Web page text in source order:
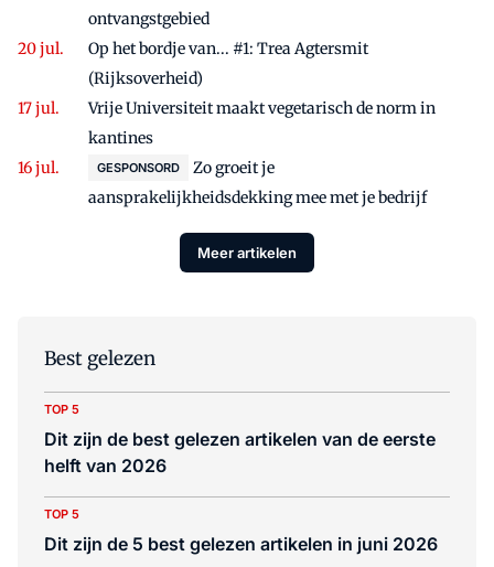
ontvangstgebied
Op het bordje van... #1: Trea Agtersmit
(Rijksoverheid)
Vrije Universiteit maakt vegetarisch de norm in
kantines
GESPONSORD
Zo groeit je
aansprakelijkheidsdekking mee met je bedrijf
Meer artikelen
Best gelezen
TOP 5
Dit zijn de best gelezen artikelen van de eerste
helft van 2026
TOP 5
Dit zijn de 5 best gelezen artikelen in juni 2026